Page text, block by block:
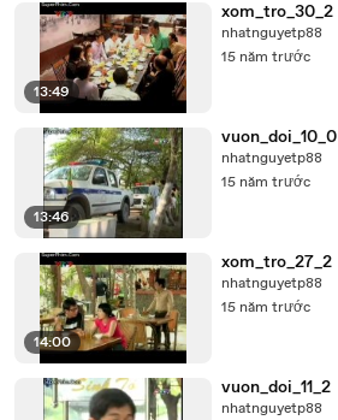
13:49
xom_tro_30_2
nhatnguyetp88
15 năm trước
13:46
vuon_doi_10_0
nhatnguyetp88
15 năm trước
14:00
xom_tro_27_2
nhatnguyetp88
15 năm trước
vuon_doi_11_2
nhatnguyetp88